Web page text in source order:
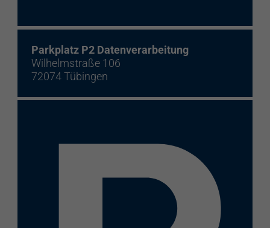
Parkplatz P2 Datenverarbeitung
Wilhelmstraße 106
72074 Tübingen